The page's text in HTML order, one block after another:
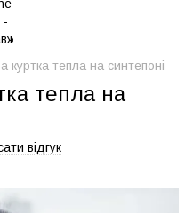
куртка тепла на синтепоні
тепла на
відгук